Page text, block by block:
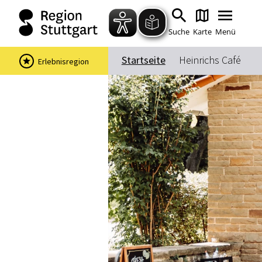
Suche Karte Menü
Startseite Heinrichs Café
Erlebnisregion